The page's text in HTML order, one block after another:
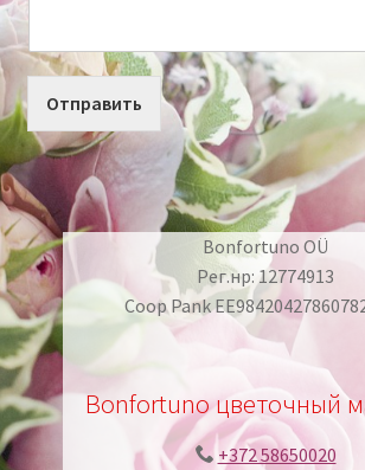
Отправить
Bonfortuno OÜ
Рег.нр: 12774913
Coop Pank
Bonfortuno цветочный
+372 58650020